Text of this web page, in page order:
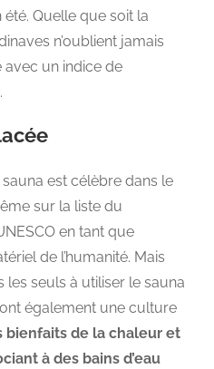
Quelle que soit la
n’oublient jamais
un indice de
est célèbre dans le
sur la liste du
en tant que
de l’humanité. Mais
les seuls à utiliser le sauna
également une culture
bienfaits de la chaleur et
à des bains d’eau